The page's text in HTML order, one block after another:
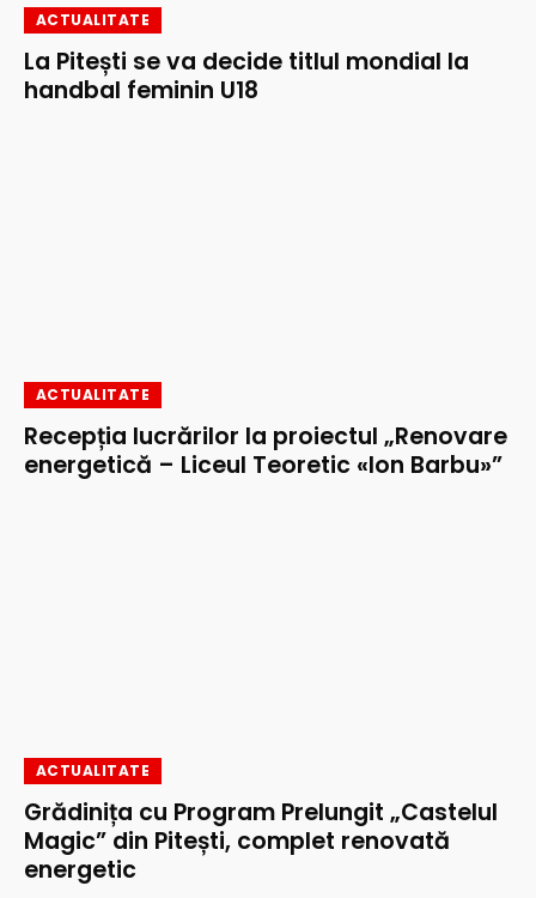
ACTUALITATE
La Pitești se va decide titlul mondial la
handbal feminin U18
ACTUALITATE
Recepția lucrărilor la proiectul „Renovare
energetică – Liceul Teoretic «Ion Barbu»”
ACTUALITATE
Grădinița cu Program Prelungit „Castelul
Magic” din Pitești, complet renovată
energetic